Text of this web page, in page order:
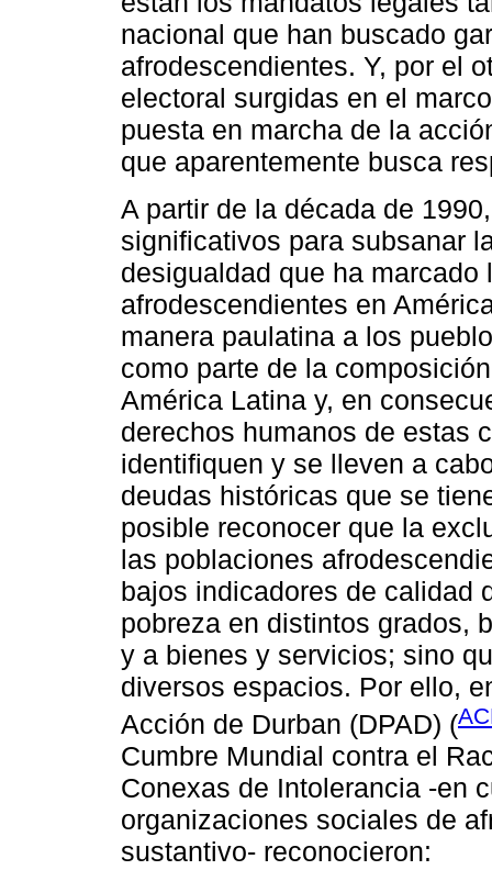
nacional que han buscado
afrodescendientes. Y, por el
electoral surgidas en el
puesta en marcha de la
que aparentemente busca
A partir de la década de
significativos para subsanar
desigualdad que ha marcado
afrodescendientes en
manera paulatina a los
como parte de la
América Latina y, en
derechos humanos de estas
identifiquen y se lleven a
deudas históricas que se
posible reconocer que la
las poblaciones
bajos indicadores de calidad
pobreza en distintos grados,
y a bienes y servicios; sino
diversos espacios. Por ello,
Acción de Durban (DPAD) (
Cumbre Mundial contra el
Conexas de Intolerancia -en
organizaciones sociales de
sustantivo- reconocieron: